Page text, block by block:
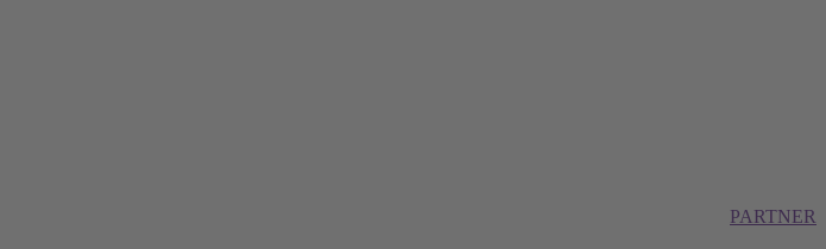
PARTNER